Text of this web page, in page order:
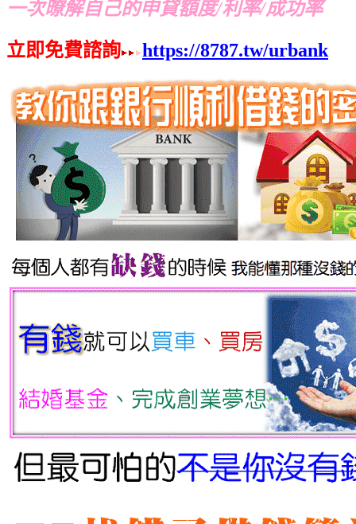
一次暸解自己的申貸額度/利率/成功率
立即免費諮詢
https://8787.tw/urbank